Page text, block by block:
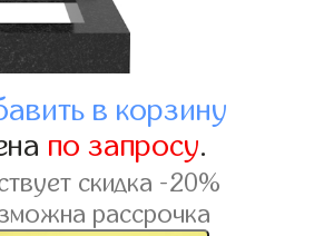
в корзину
по запросу.
скидка -20%
рассрочка